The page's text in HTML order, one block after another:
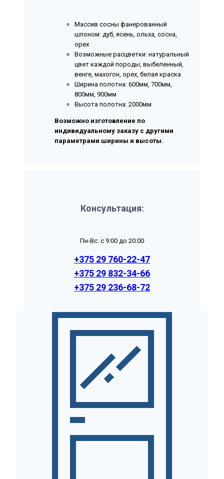
Массив сосны фанерованный
шпоном: дуб, ясень, ольха, сосна,
орех
Возможные расцветки: натуральный
цвет каждой породы, выбеленный,
венге, махогон, орех, белая краска
Ширина полотна: 600мм, 700мм,
800мм, 900мм
Высота полотна: 2000мм
Возможно изготовление по
индивидуальному заказу с другими
параметрами ширины и высоты.
Консультация:
Пн-Вс: с 9:00 до 20:00
+375 29 760-22-47
+375 29 832-34-66
+375 29 236-68-72